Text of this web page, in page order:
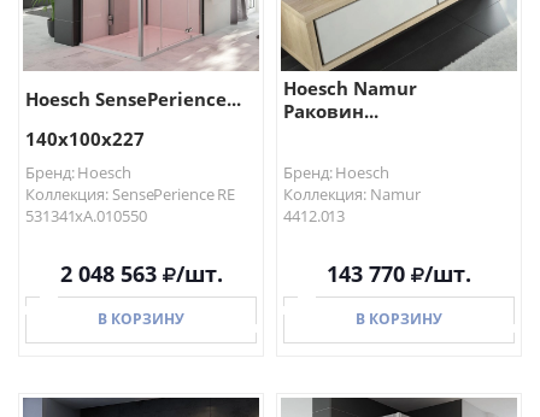
Hoesch SensePerience...
140х100х227
Бренд: Hoesch
Коллекция: SensePerience RE
531341xA.010550
2 048 563 /шт.
В КОРЗИНУ
Hoesch Namur
Раковин...
Бренд: Hoesch
Коллекция: Namur
4412.013
143 770 /шт.
В КОРЗИНУ